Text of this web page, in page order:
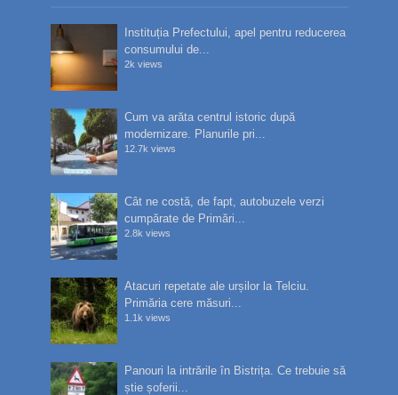
Instituția Prefectului, apel pentru reducerea
consumului de...
2k views
Cum va arăta centrul istoric după
modernizare. Planurile pri...
12.7k views
Cât ne costă, de fapt, autobuzele verzi
cumpărate de Primări...
2.8k views
Atacuri repetate ale urșilor la Telciu.
Primăria cere măsuri...
1.1k views
Panouri la intrările în Bistrița. Ce trebuie să
știe șoferii...